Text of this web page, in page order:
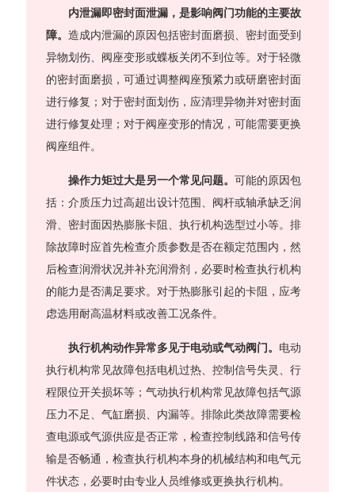
内泄漏即密封面泄漏，是影响阀门功能的主要故
障。造成内泄漏的原因包括密封面磨损、密封面受到
异物划伤、阀座变形或蝶板关闭不到位等。对于轻微
的密封面磨损，可通过调整阀座预紧力或研磨密封面
进行修复；对于密封面划伤，应清理异物并对密封面
进行修复处理；对于阀座变形的情况，可能需要更换
阀座组件。
操作力矩过大是另一个常见问题。可能的原因包
括：介质压力过高超出设计范围、阀杆或轴承缺乏润
滑、密封面因热膨胀卡阻、执行机构选型过小等。排
除故障时应首先检查介质参数是否在额定范围内，然
后检查润滑状况并补充润滑剂，必要时检查执行机构
的能力是否满足要求。对于热膨胀引起的卡阻，应考
虑选用耐高温材料或改善工况条件。
执行机构动作异常多见于电动或气动阀门。 电动
执行机构常见故障包括电机过热、控制信号失灵、行
程限位开关损坏等；气动执行机构常见故障包括气源
压力不足、气缸磨损、内漏等。排除此类故障需要检
查电源或气源供应是否正常，检查控制线路和信号传
输是否畅通，检查执行机构本身的机械结构和电气元
件状态，必要时由专业人员维修或更换执行机构。